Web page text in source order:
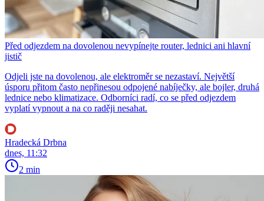
Před odjezdem na dovolenou nevypínejte router, lednici ani hlavní
jistič
Odjeli jste na dovolenou, ale elektroměr se nezastaví. Největší
úsporu přitom často nepřinesou odpojené nabíječky, ale bojler, druhá
lednice nebo klimatizace. Odborníci radí, co se před odjezdem
vyplatí vypnout a na co raději nesahat.
Hradecká Drbna
dnes, 11:32
2 min